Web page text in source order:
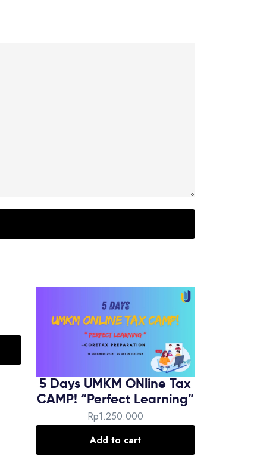
5 Days UMKM ONline Tax
CAMP! “Perfect Learning”
Rp1.250.000
Add to cart